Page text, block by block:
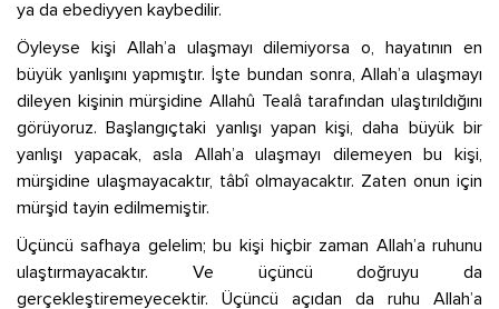
ya da ebediyyen kaybedilir.
Öyleyse kişi Allah’a ulaşmayı dilemiyorsa o, hayatının en
büyük yanlışını yapmıştır. İşte bundan sonra, Allah’a ulaşmayı
dileyen kişinin mürşidine Allahû Tealâ tarafından ulaştırıldığını
görüyoruz. Başlangıçtaki yanlışı yapan kişi, daha büyük bir
yanlışı yapacak, asla Allah’a ulaşmayı dilemeyen bu kişi,
mürşidine ulaşmayacaktır, tâbî olmayacaktır. Zaten onun için
mürşid tayin edilmemiştir.
Üçüncü safhaya gelelim; bu kişi hiçbir zaman Allah’a ruhunu
ulaştırmayacaktır. Ve üçüncü doğruyu da
gerçekleştiremeyecektir. Üçüncü açıdan da ruhu Allah’a